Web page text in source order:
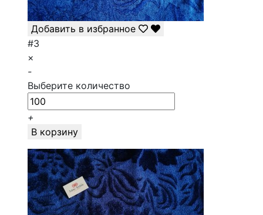
Добавить в избранное
#3
×
-
Выберите количество
+
В корзину